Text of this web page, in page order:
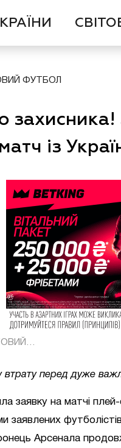
ФУТБОЛ
захисника!
із
втрату перед дуже
заявку на матчі
заявлених
Арсенала